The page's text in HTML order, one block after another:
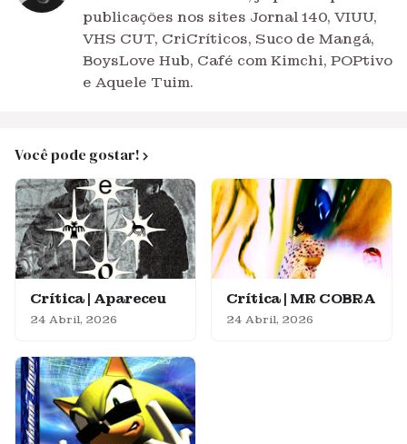
publicações nos sites Jornal 140, VIUU,
VHS CUT, CriCríticos, Suco de Mangá,
BoysLove Hub, Café com Kimchi, POPtivo
e Aquele Tuim.
Você pode gostar!
Crítica | Apareceu
24 Abril, 2026
Crítica | MR COBRA
24 Abril, 2026